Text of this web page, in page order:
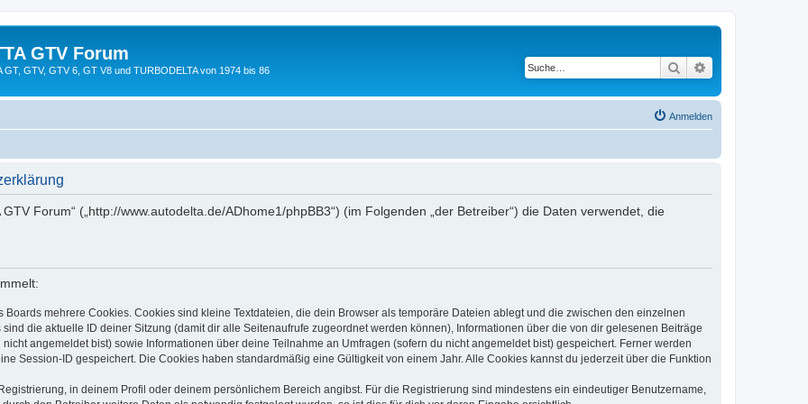
GTV Forum
GT, GTV, GTV 6, GT V8 und TURBODELTA von 1974 bis 86 Suche
Anmelden
Forum“ („http://www.autodelta.de/ADhome1/phpBB3“) (im Folgenden „der Betreiber“) die Daten verwendet, die
mehrere Cookies. Cookies sind kleine Textdateien, die dein Browser als temporäre Dateien ablegt und die zwischen den einzelnen
die aktuelle ID deiner Sitzung (damit dir alle Seitenaufrufe zugeordnet werden können), Informationen über die von dir gelesenen Beiträge
angemeldet bist) sowie Informationen über deine Teilnahme an Umfragen (sofern du nicht angemeldet bist) gespeichert. Ferner werden
Session-ID gespeichert. Die Cookies haben standardmäßig eine Gültigkeit von einem Jahr. Alle Cookies kannst du jederzeit über die Funktion
in deinem Profil oder deinem persönlichem Bereich angibst. Für die Registrierung sind mindestens ein eindeutiger Benutzername,